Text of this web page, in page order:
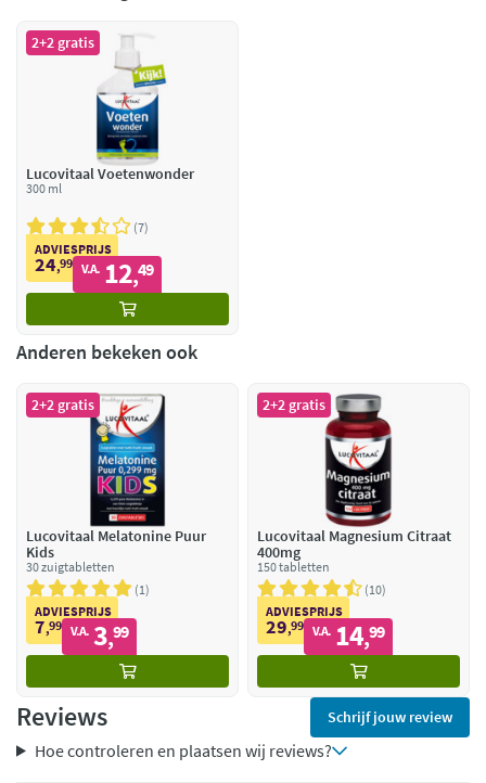
2+2 gratis
Lucovitaal Voetenwonder
300 ml
7
ADVIESPRIJS
24,99 V.A. 12,49
Anderen bekeken ook
2+2 gratis
Lucovitaal Melatonine Puur
Kids
30 zuigtabletten
1
ADVIESPRIJS
7,99 V.A. 3,99
2+2 gratis
Lucovitaal Magnesium Citraat
400mg
150 tabletten
10
ADVIESPRIJS
29,99 V.A. 14,99
Reviews Schrijf jouw review
Hoe controleren en plaatsen wij reviews?